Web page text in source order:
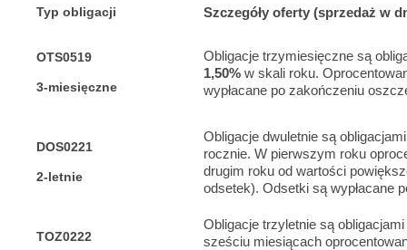
Typ obligacji Szczegóły oferty (sprzedaż w
OTS0519
3-miesięczne
Obligacje trzymiesięczne są
1,50% w skali roku.
wypłacane po zakończeniu
DOS0221
2-letnie
Obligacje dwuletnie są
rocznie. W pierwszym roku
drugim roku od wartości
odsetek). Odsetki są wypłacane
TOZ0222
Obligacje trzyletnie są
sześciu miesiącach